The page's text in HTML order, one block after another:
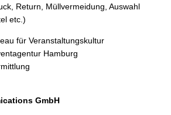
Return, Müllvermeidung, Auswahl
etc.)
für Veranstaltungskultur
Hamburg
GmbH